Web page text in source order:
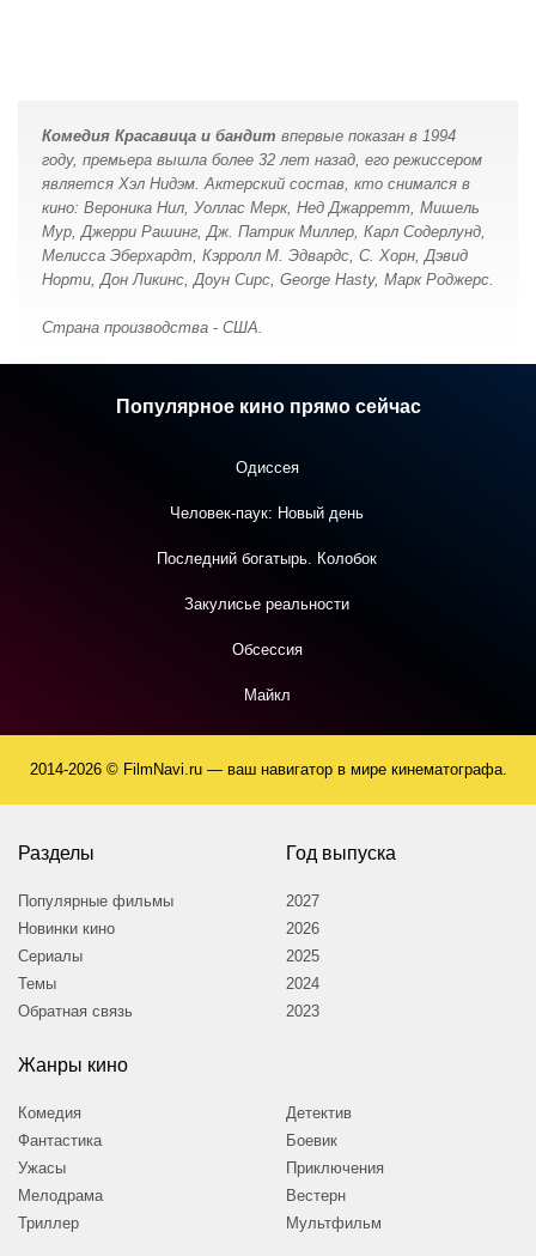
Комедия Красавица и бандит впервые показан в 1994
году, премьера вышла более 32 лет назад, его режиссером
является Хэл Нидэм. Актерский состав, кто снимался в
кино: Вероника Нил, Уоллас Мерк, Нед Джарретт, Мишель
Мур, Джерри Рашинг, Дж. Патрик Миллер, Карл Содерлунд,
Мелисса Эберхардт, Кэрролл М. Эдвардс, С. Хорн, Дэвид
Норти, Дон Ликинс, Доун Сирс, George Hasty, Марк Роджерс.
Страна производства - США.
Популярное кино прямо сейчас
Одиссея
Человек-паук: Новый день
Последний богатырь. Колобок
Закулисье реальности
Обсессия
Майкл
2014-2026 © FilmNavi.ru — ваш навигатор в мире кинематографа.
Разделы
Популярные фильмы
Новинки кино
Сериалы
Темы
Обратная связь
Год выпуска
2027
2026
2025
2024
2023
Жанры кино
Комедия
Фантастика
Ужасы
Мелодрама
Триллер
Детектив
Боевик
Приключения
Вестерн
Мультфильм